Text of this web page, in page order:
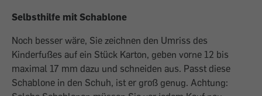
Selbsthilfe mit Schablone
Noch besser wäre, Sie zeichnen den Umriss des
Kinderfußes auf ein Stück Karton, geben vorne 12 bis
maximal 17 mm dazu und schneiden aus. Passt diese
Schablone in den Schuh, ist er groß genug. Achtung: